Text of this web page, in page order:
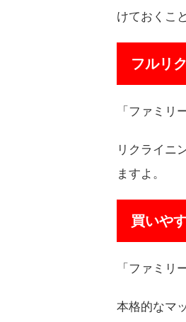
けておくこ
フルリ
「ファミ
リクライニ
ますよ。
買いや
「ファミ
本格的なマ